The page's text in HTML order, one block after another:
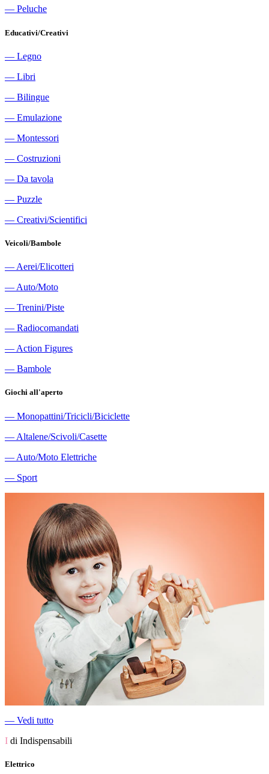
― Peluche
Educativi/Creativi
― Legno
― Libri
― Bilingue
― Emulazione
― Montessori
― Costruzioni
― Da tavola
― Puzzle
― Creativi/Scientifici
Veicoli/Bambole
― Aerei/Elicotteri
― Auto/Moto
― Trenini/Piste
― Radiocomandati
― Action Figures
― Bambole
Giochi all'aperto
― Monopattini/Tricicli/Biciclette
― Altalene/Scivoli/Casette
― Auto/Moto Elettriche
― Sport
― Vedi tutto
I di Indispensabili
Elettrico